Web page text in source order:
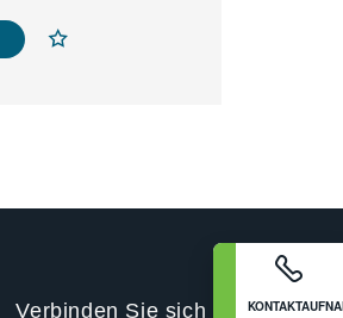
Verbinden Sie sich mit uns